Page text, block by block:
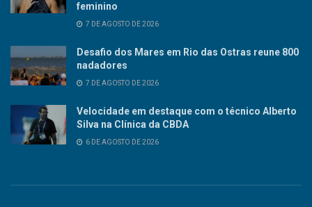
feminino
7 DE AGOSTO DE 2026
Desafio dos Mares em Rio das Ostras reune 800
nadadores
7 DE AGOSTO DE 2026
Velocidade em destaque com o técnico Alberto
Silva na Clínica da CBDA
6 DE AGOSTO DE 2026